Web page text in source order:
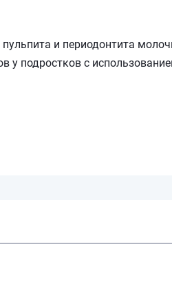
и периодонтита
у подростков с